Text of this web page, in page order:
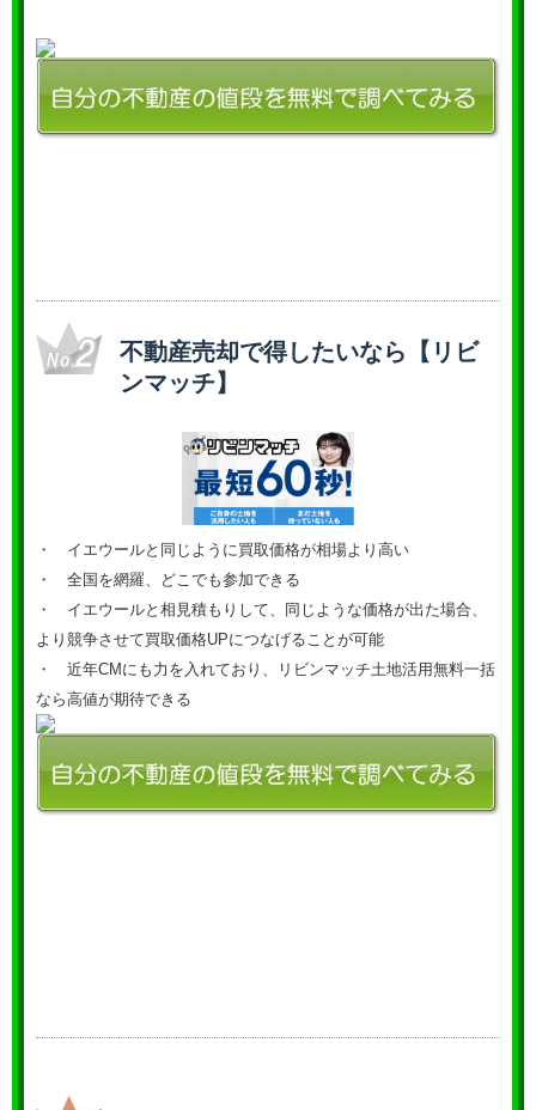
不動産売却で得したいなら【リビ
ンマッチ】
・ イエウールと同じように買取価格が相場より高い
・ 全国を網羅、どこでも参加できる
・ イエウールと相見積もりして、同じような価格が出た場合、
より競争させて買取価格UPにつなげることが可能
・ 近年CMにも力を入れており、リビンマッチ土地活用無料一括
なら高値が期待できる